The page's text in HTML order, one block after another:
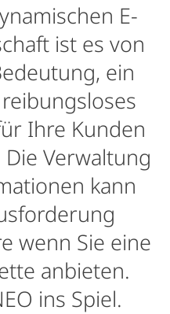
E-
ist es von
ein
Ihre Kunden
Verwaltung
kann
wenn Sie eine
anbieten.
ins Spiel.